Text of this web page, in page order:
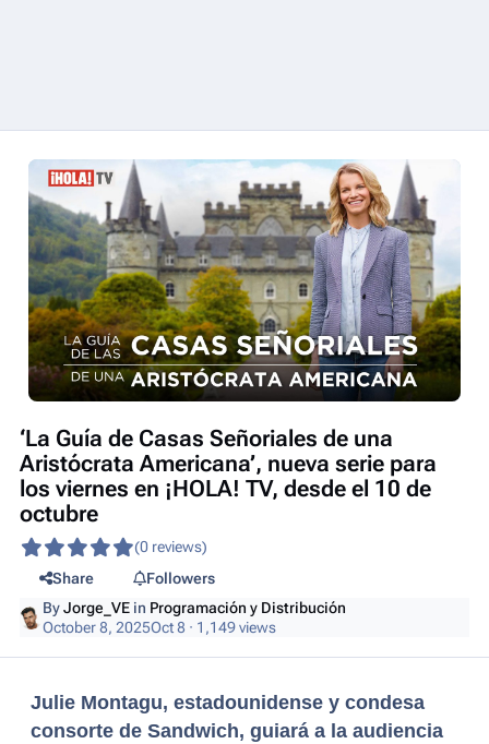
‘La Guía de Casas Señoriales de una
Aristócrata Americana’, nueva serie para
los viernes en ¡HOLA! TV, desde el 10 de
octubre
(0 reviews)
Share
Followers
ByJorge_VE in Programación y Distribución
October 8, 2025Oct 8 · 1,149 views
Julie Montagu, estadounidense y condesa
consorte de Sandwich, guiará a la audiencia